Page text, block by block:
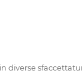
diverse